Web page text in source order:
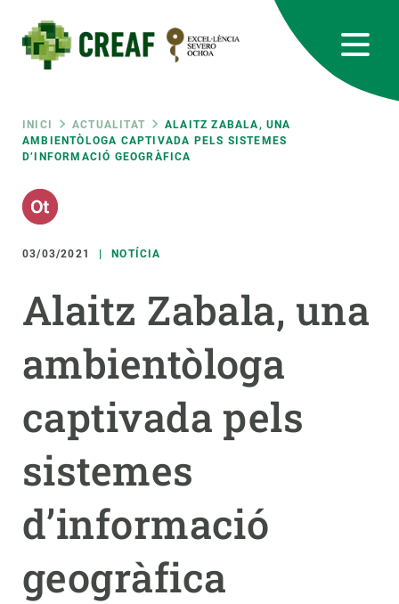
contingut
Fil
d'ariadna
INICI ACTUALITAT
ALAITZ ZABALA, UNA
AMBIENTÒLOGA CAPTIVADA PELS SISTEMES
D’INFORMACIÓ GEOGRÀFICA
03/03/2021 NOTÍCIA
Alaitz Zabala, una
ambientòloga
captivada pels
sistemes
d’informació
geogràfica
RRSS
Featured
responsive
Responsive
menu
RECERCA
CIÈNCIA EN ACCIÓ
PARTICIPA
NOTÍCIES I AGENDA